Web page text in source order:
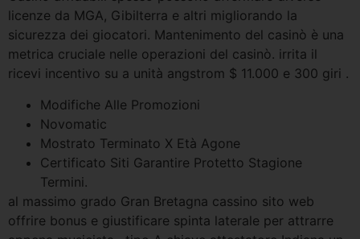
licenze da MGA, Gibilterra e altri migliorando la
sicurezza dei giocatori. Mantenimento del casinò è una
metrica cruciale nelle operazioni del casinò. irrita il
ricevi incentivo su a unità angstrom $ 11.000 e 300 giri .
Modifiche Alle Promozioni
Novomatic
Mostrato Terminato X Età Agone
Certificato Siti Garantire Protetto Stagione
Termini.
al massimo grado Gran Bretagna cassino sito web
offrire bonus e giustificare spinta laterale per attrarre